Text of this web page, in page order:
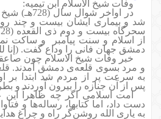
وفات شیخ الاسلام ابن تیمیه:
در اواخر
شد و بیماری ایشان بیست و چند روز
از اسلام و سنت پیامبر
و ساکت
دمشق جهان فانی را وداع گفت. (إنا
خبر وفات شیخ الاسلام چون
و مرد بسوی قلعه‌ی دمشق آمدند.
به سرعت پر از مردم شد ابتدا بر
پس از آن جنازه را بیرون آوردند و
امت اسلامی اگر چه ظاهراً این
دست داد، اما کتابها، رساله‌ها و
به یاری الله روشن‌گر راه و چراغ